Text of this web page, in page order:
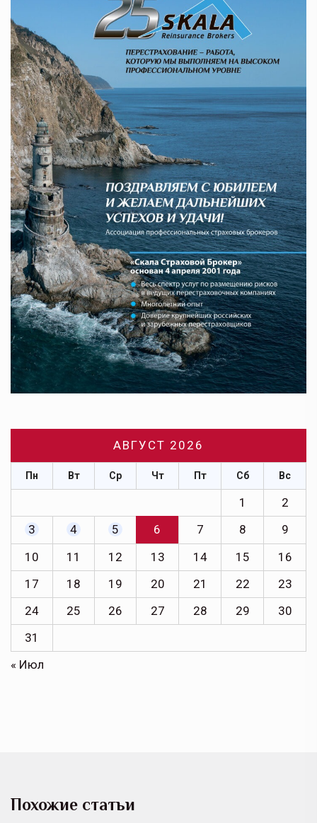
АВГУСТ 2026
Пн Вт Ср Чт Пт Сб Вс
1
2
3
4 5 6 7 8
9
10
11 12 13 14 15
16
17
18 19 20 21 22
23
24
25 26 27 28 29
30
31
« Июл
Похожие статьи